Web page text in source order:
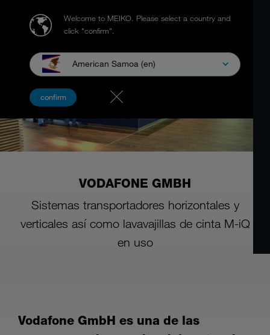
Welcome to MEIKO. Please select a country and
click "confirm".
American Samoa (en)
confirm
VODAFONE GMBH
Sistemas transportadores horizontales y
verticales así como lavavajillas de cinta M-iQ
en uso
Vodafone GmbH es una de las